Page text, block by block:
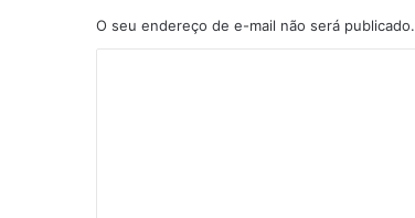
O seu endereço de e-mail não será publicado.